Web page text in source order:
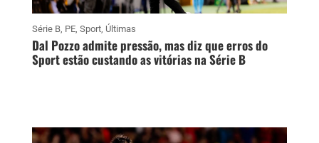
Série B, PE, Sport, Últimas
Dal Pozzo admite pressão, mas diz que erros do
Sport estão custando as vitórias na Série B